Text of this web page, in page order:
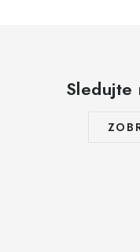
Sledujte